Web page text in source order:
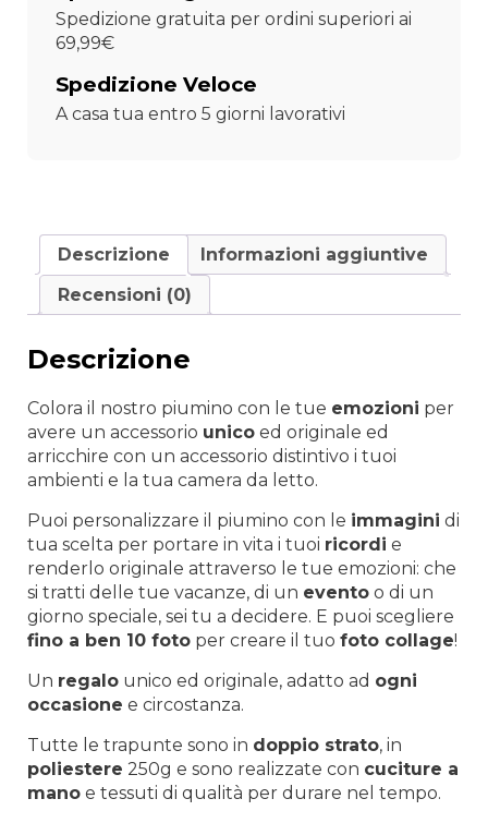
Spedizione gratuita per ordini superiori ai
69,99€
Spedizione Veloce
A casa tua entro 5 giorni lavorativi
Descrizione
Informazioni aggiuntive
Recensioni (0)
Descrizione
Colora il nostro piumino con le tue emozioni per
avere un accessorio unico ed originale ed
arricchire con un accessorio distintivo i tuoi
ambienti e la tua camera da letto.
Puoi personalizzare il piumino con le immagini di
tua scelta per portare in vita i tuoi ricordi e
renderlo originale attraverso le tue emozioni: che
si tratti delle tue vacanze, di un evento o di un
giorno speciale, sei tu a decidere. E puoi scegliere
fino a ben 10 foto per creare il tuo foto collage!
Un regalo unico ed originale, adatto ad ogni
occasione e circostanza.
Tutte le trapunte sono in doppio strato, in
poliestere 250g e sono realizzate con cuciture a
mano e tessuti di qualità per durare nel tempo.